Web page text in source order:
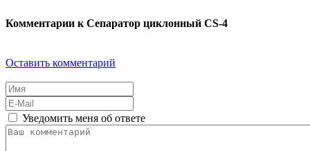
Комментарии к Сепаратор циклонный CS-4
Оставить комментарий
Уведомить меня об ответе